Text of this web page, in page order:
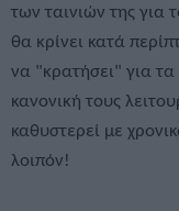
των ταινιών της για
θα κρίνει κατά
να "κρατήσει" για
κανονική τους
καθυστερεί με
λοιπόν!